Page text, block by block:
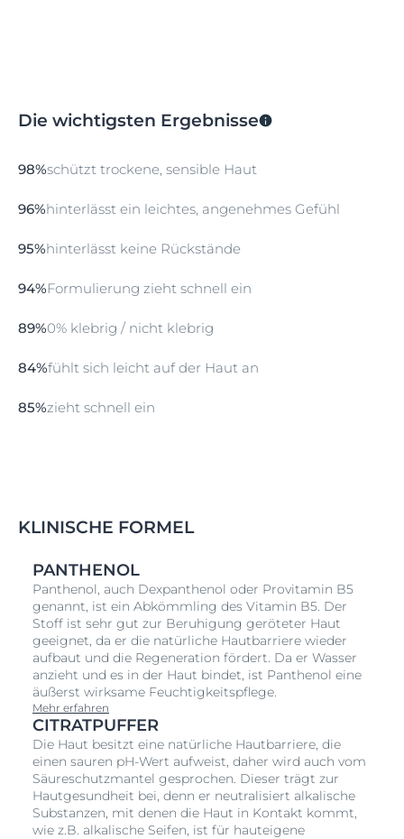
Die wichtigsten Ergebnisse
98%schützt trockene, sensible Haut
96%hinterlässt ein leichtes, angenehmes Gefühl
95%hinterlässt keine Rückstände
94%Formulierung zieht schnell ein
89%0% klebrig / nicht klebrig
84%fühlt sich leicht auf der Haut an
85%zieht schnell ein
KLINISCHE FORMEL
PANTHENOL
Panthenol, auch Dexpanthenol oder Provitamin B5
genannt, ist ein Abkömmling des Vitamin B5. Der
Stoff ist sehr gut zur Beruhigung geröteter Haut
geeignet, da er die natürliche Hautbarriere wieder
aufbaut und die Regeneration fördert. Da er Wasser
anzieht und es in der Haut bindet, ist Panthenol eine
äußerst wirksame Feuchtigkeitspflege.
Mehr erfahren
CITRATPUFFER
Die Haut besitzt eine natürliche Hautbarriere, die
einen sauren pH-Wert aufweist, daher wird auch vom
Säureschutzmantel gesprochen. Dieser trägt zur
Hautgesundheit bei, denn er neutralisiert alkalische
Substanzen, mit denen die Haut in Kontakt kommt,
wie z.B. alkalische Seifen, ist für hauteigene